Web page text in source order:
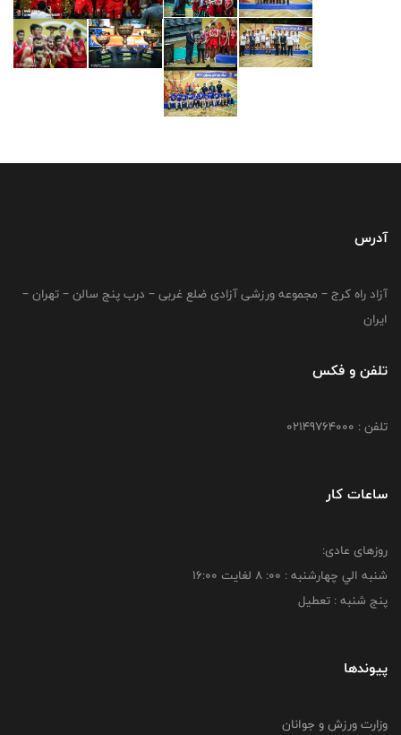
آدرس
آزاد راه کرج – مجموعه ورزشی آزادی ضلع غربی – درب پنج سالن – تهران –
ایران
تلفن و فکس
تلفن : 02149764000
ساعات کار
روزهای عادی:
شنبه الي چهارشنبه : 00: 8 لغايت 16:00
پنج شنبه : تعطیل
پیوندها
وزارت ورزش و جوانان